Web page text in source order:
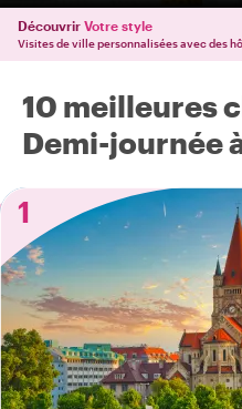
Découvrir Votre style
Visites de ville personnalisées avec des
10 meilleures
Demi-journée
1